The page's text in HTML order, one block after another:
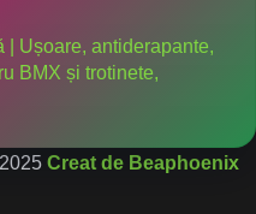
| Ușoare, antiderapante,
BMX și trotinete,
2025 Creat de Beaphoenix